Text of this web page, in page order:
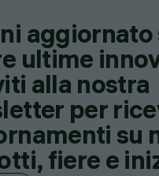
aggiornato
ultime
alla nostra
per
su
fiere e